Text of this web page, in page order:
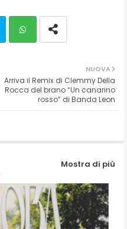
ats
NUOVA
Arriva il Remix di Clemmy Della
Rocca del brano “Un canarino
rosso” di Banda Leon
Mostra di più